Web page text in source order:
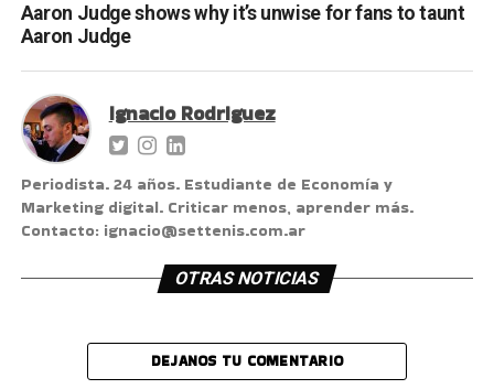
Aaron Judge shows why it’s unwise for fans to taunt
Aaron Judge
Ignacio Rodriguez
Periodista. 24 años. Estudiante de Economía y
Marketing digital. Criticar menos, aprender más.
Contacto: ignacio@settenis.com.ar
OTRAS NOTICIAS
DEJANOS TU COMENTARIO